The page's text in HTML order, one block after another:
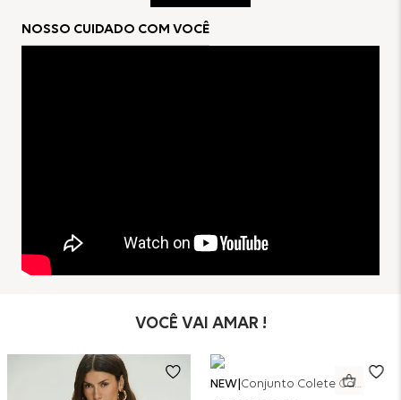
95% Poliéster
5% Elastano
NOSSO CUIDADO COM VOCÊ
VOCÊ VAI AMAR !
NEW Conjunto Colete Calça Barril Bicolor Alfaiataria - Off White